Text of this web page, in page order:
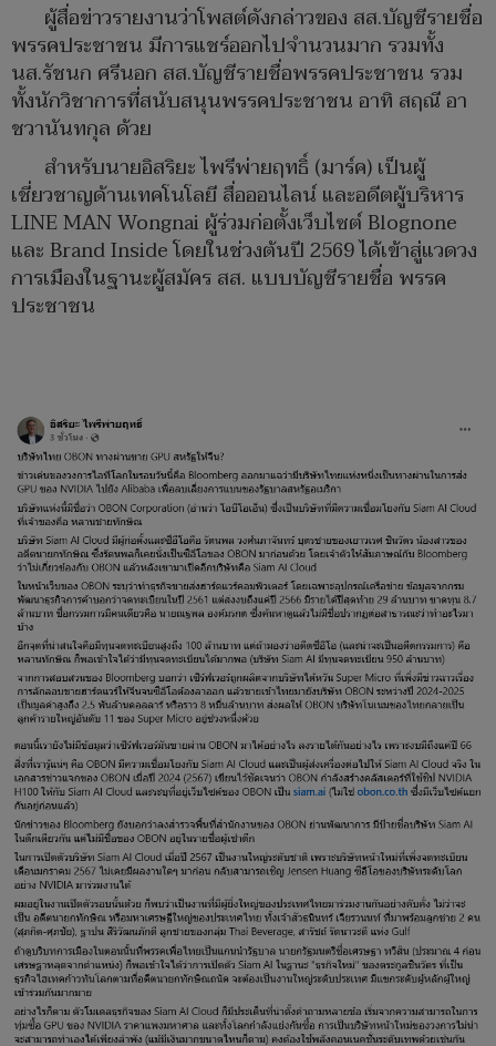
ผู้สื่อข่าวรายงานว่าโพสต์ดังกล่าวของ สส.บัญชีรายชื่อ
พรรคประชาชน มีการแชร์ออกไปจำนวนมาก รวมทั้ง
นส.รัชนก ศรีนอก สส.บัญชีรายชื่อพรรคประชาชน รวม
ทั้งนักวิชาการที่สนับสนุนพรรคประชาชน อาทิ สฤณี อา
ชวานันทกุล ด้วย
สำหรับนายอิสริยะ ไพรีพ่ายฤทธิ์ (มาร์ค) เป็นผู้
เชี่ยวชาญด้านเทคโนโลยี สื่อออนไลน์ และอดีตผู้บริหาร
LINE MAN Wongnai ผู้ร่วมก่อตั้งเว็บไซต์ Blognone
และ Brand Inside โดยในช่วงต้นปี 2569 ได้เข้าสู่แวดวง
การเมืองในฐานะผู้สมัคร สส. แบบบัญชีรายชื่อ พรรค
ประชาชน